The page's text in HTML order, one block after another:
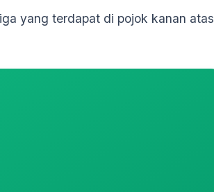
yang terdapat di pojok kanan atas